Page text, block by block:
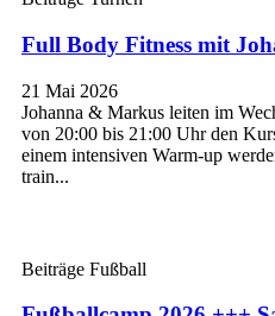
Full Body Fitness mit
21 Mai 2026
Johanna & Markus leiten im
von 20:00 bis 21:00 Uhr den
einem intensiven Warm-up
train...
Beiträge Fußball